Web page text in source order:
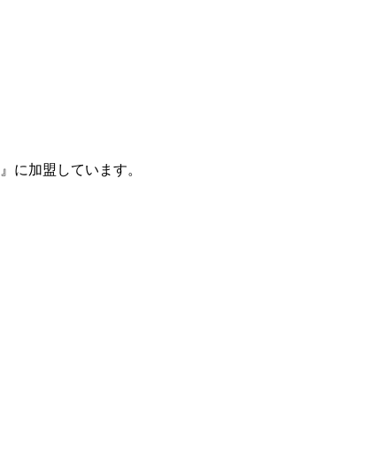
』に加盟しています。